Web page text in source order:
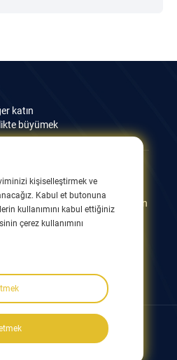
katın
büyümek
Yolu, Wuxi 214082, JiangSu, Çin
kişiselleştirmek ve
Kabul et butonuna
kullanımını kabul ettiğiniz
çerez kullanımını